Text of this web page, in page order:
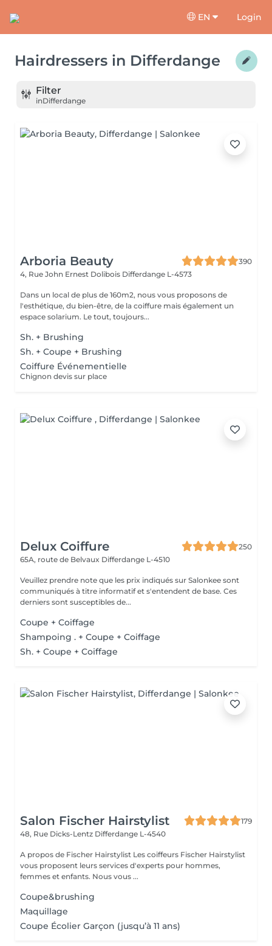
EN Login
Hairdressers in Differdange
Filter
inDifferdange
Arboria Beauty
390
4, Rue John Ernest Dolibois Differdange L-4573
Dans un local de plus de 160m2, nous vous proposons de
l'esthétique, du bien-être, de la coiffure mais également un
espace solarium. Le tout, toujours...
Sh. + Brushing
Sh. + Coupe + Brushing
Coiffure Événementielle
Chignon devis sur place
Delux Coiffure
250
65A, route de Belvaux Differdange L-4510
Veuillez prendre note que les prix indiqués sur Salonkee sont
communiqués à titre informatif et s'entendent de base. Ces
derniers sont susceptibles de...
Coupe + Coiffage
Shampoing . + Coupe + Coiffage
Sh. + Coupe + Coiffage
Salon Fischer Hairstylist
179
48, Rue Dicks-Lentz Differdange L-4540
A propos de Fischer Hairstylist Les coiffeurs Fischer Hairstylist
vous proposent leurs services d'experts pour hommes,
femmes et enfants. Nous vous ...
Coupe&brushing
Maquillage
Coupe Écolier Garçon (jusqu’à 11 ans)